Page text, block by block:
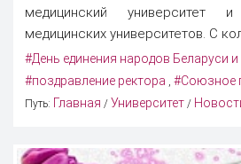
медицинский университет
медицинских университетов. С
#День единения народов Беларуси
#поздравление ректора , #Союзное
Путь: Главная / Университет /